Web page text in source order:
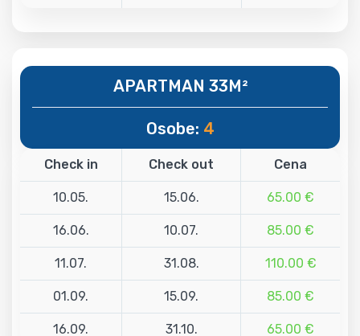
APARTMAN 33M²
Osobe: 4
Check in Check out Cena
10.05. 15.06. 65.00 €
16.06. 10.07. 85.00 €
11.07. 31.08. 110.00 €
01.09. 15.09. 85.00 €
16.09. 31.10. 65.00 €